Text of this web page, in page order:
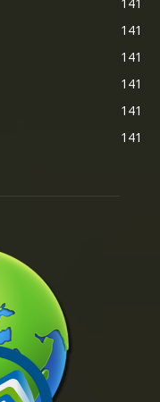
141
141
141
141
141